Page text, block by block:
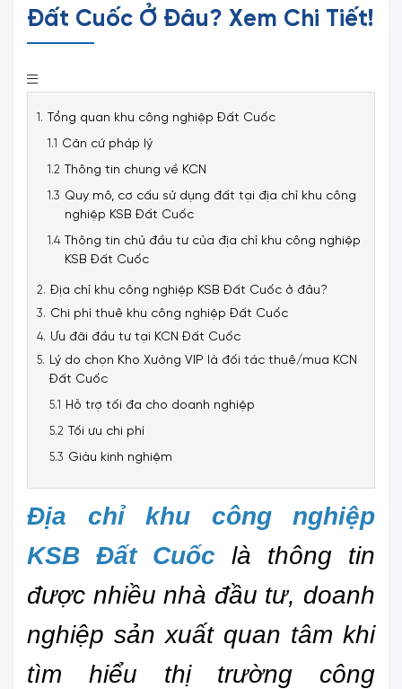
Đất Cuốc Ở Đâu? Xem Chi Tiết!
Tổng quan khu công nghiệp Đất Cuốc
Căn cứ pháp lý
Thông tin chung về KCN
Quy mô, cơ cấu sử dụng đất tại địa chỉ khu công
nghiệp KSB Đất Cuốc
Thông tin chủ đầu tư của địa chỉ khu công nghiệp
KSB Đất Cuốc
Địa chỉ khu công nghiệp KSB Đất Cuốc ở đâu?
Chi phí thuê khu công nghiệp Đất Cuốc
Ưu đãi đầu tư tại KCN Đất Cuốc
Lý do chọn Kho Xưởng VIP là đối tác thuê/mua KCN
Đất Cuốc
Hỗ trợ tối đa cho doanh nghiệp
Tối ưu chi phí
Giàu kinh nghiệm
Địa chỉ khu công nghiệp
KSB Đất Cuốc
là thông tin
được nhiều nhà đầu tư, doanh
nghiệp sản xuất quan tâm khi
tìm hiểu thị trường công